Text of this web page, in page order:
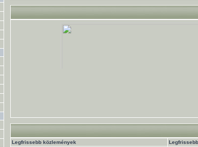
Legfrissebb közlemények